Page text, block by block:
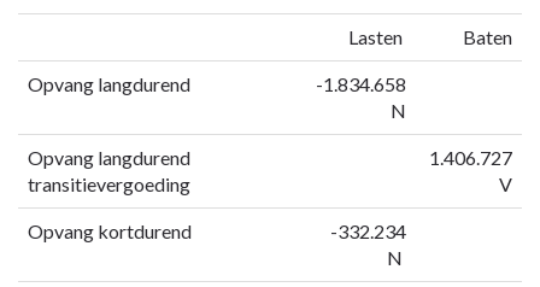
Lasten Baten
Opvang langdurend
-1.834.658
N
Opvang langdurend
transitievergoeding
1.406.727
V
Opvang kortdurend
-332.234
N